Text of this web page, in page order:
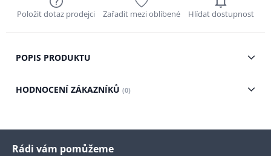
Položit dotaz prodejci Zařadit mezi oblíbené Hlídat dostupnost
POPIS PRODUKTU
HODNOCENÍ ZÁKAZNÍKŮ (0)
Rádi vám pomůžeme